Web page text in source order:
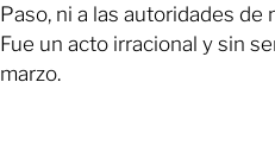
Paso, ni a las autoridades
Fue un acto irracional y sin
marzo.